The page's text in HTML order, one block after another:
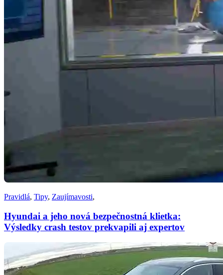
Pravidlá, Tipy, Zaujímavosti,
Hyundai a jeho nová bezpečnostná klietka:
Výsledky crash testov prekvapili aj expertov